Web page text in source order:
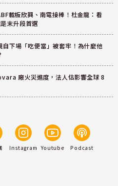
載板欣興、南電接棒！杜金龍：看
末升段首選
下場「吃便當」被套牢！為什麼他
廠火災進度，法人估影響全球 8
Instagram Youtube Podcast